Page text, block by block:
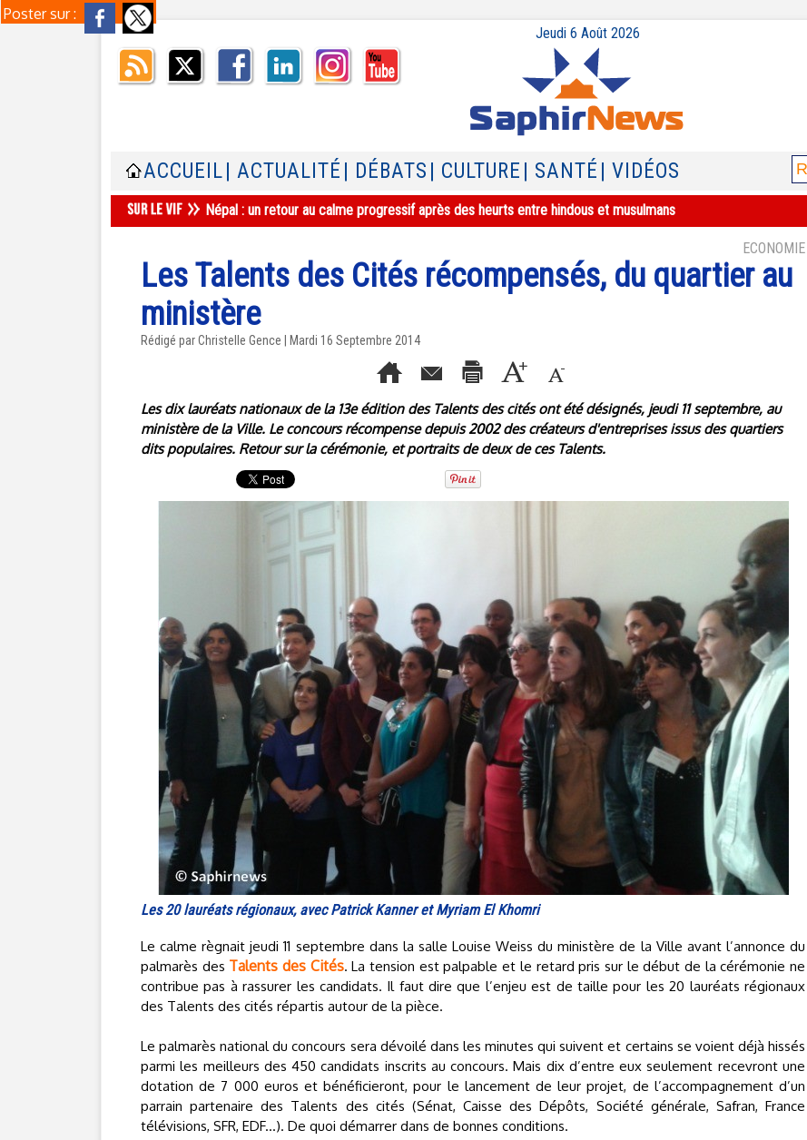
Poster sur :
Jeudi 6 Août 2026
ACCUEIL | ACTUALITÉ | DÉBATS | CULTURE | SANTÉ | VIDÉOS
Népal : un retour au calme progressif après des heurts entre hindous et musulmans
ECONOMIE
Les Talents des Cités récompensés, du quartier au
ministère
Rédigé par Christelle Gence | Mardi 16 Septembre 2014
Les dix lauréats nationaux de la 13e édition des Talents des cités ont été désignés, jeudi 11 septembre, au
ministère de la Ville. Le concours récompense depuis 2002 des créateurs d'entreprises issus des quartiers
dits populaires. Retour sur la cérémonie, et portraits de deux de ces Talents.
Les 20 lauréats régionaux, avec Patrick Kanner et Myriam El Khomri
Le calme règnait jeudi 11 septembre dans la salle Louise Weiss du ministère de la Ville avant l’annonce du
palmarès des Talents des Cités. La tension est palpable et le retard pris sur le début de la cérémonie ne
contribue pas à rassurer les candidats. Il faut dire que l’enjeu est de taille pour les 20 lauréats régionaux
des Talents des cités répartis autour de la pièce.
Le palmarès national du concours sera dévoilé dans les minutes qui suivent et certains se voient déjà hissés
parmi les meilleurs des 450 candidats inscrits au concours. Mais dix d’entre eux seulement recevront une
dotation de 7 000 euros et bénéficieront, pour le lancement de leur projet, de l’accompagnement d’un
parrain partenaire des Talents des cités (Sénat, Caisse des Dépôts, Société générale, Safran, France
télévisions, SFR, EDF...). De quoi démarrer dans de bonnes conditions.